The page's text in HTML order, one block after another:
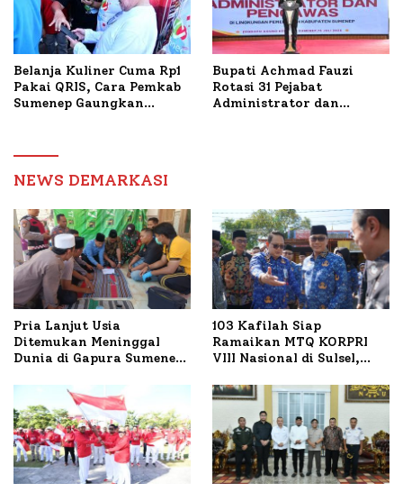
Belanja Kuliner Cuma Rp1
Pakai QRIS, Cara Pemkab
Sumenep Gaungkan
Bupati Achmad Fauzi
Rotasi 31 Pejabat
Administrator dan
NEWS DEMARKASI
Pria Lanjut Usia
Ditemukan Meninggal
Dunia di Gapura Sumenep,
103 Kafilah Siap
Ramaikan MTQ KORPRI
VIII Nasional di Sulsel,